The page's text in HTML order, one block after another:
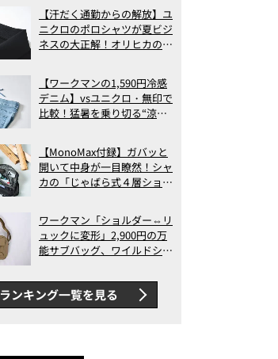
ト3】（2026年6月版）
【汗だく通勤からの解放】ユ
ニクロのポロシャツが夏ビジ
ネスの大正解！オリヒカの透
アの実力
【ワークマンの1,590円冷感
デニム】vsユニクロ・無印で
比較！猛暑を乗り切る“涼感
で決定版
【MonoMax付録】ガバッと
開いて中身が一目瞭然！シャ
カの「じゃばら式４層ショル
った！
ワークマン「ショルダー⇔リ
ュックに変形」2,900円の万
能サブバッグ、ワイルドシン
録…ほか【休日バッグの人気
記事ランキングベスト3】
（2026年6月版）
ランキング一覧を見る